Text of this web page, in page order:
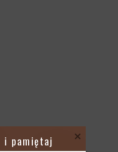
i pamiętaj